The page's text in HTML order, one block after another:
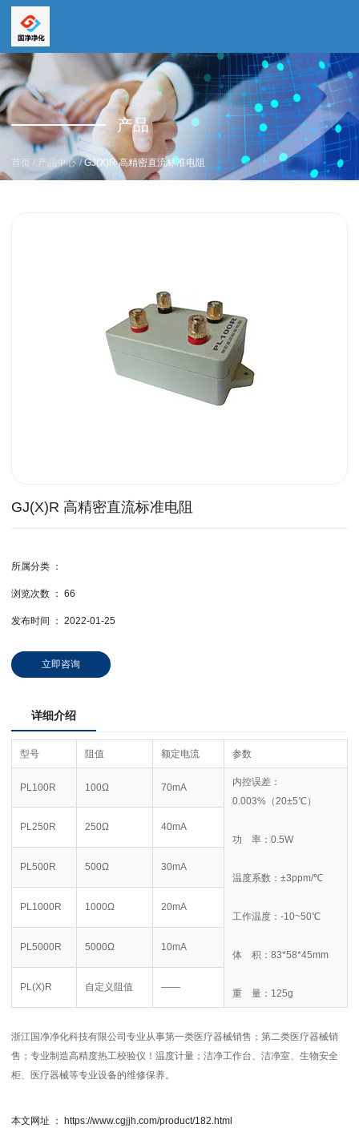
全国服务热线
19157616862
全国服务热线
15669159195产品
首页 / 产品中心 /GJ(X)R 高精密直流标准电阻
GJ(X)R 高精密直流标准电阻
所属分类 ：
浏览次数 ： 66
发布时间 ： 2022-01-25
立即咨询
详细介绍
型号 阻值 额定电流 参数
PL100R 100Ω 70mA
内控误差：
0.003%（20±5℃）
功 率：0.5W
温度系数：±3ppm/℃
工作温度：-10~50℃
体 积：83*58*45mm
重 量：125g
PL250R 250Ω 40mA
PL500R 500Ω 30mA
PL1000R 1000Ω 20mA
PL5000R 5000Ω 10mA
PL(X)R 自定义阻值 ——
浙江国净净化科技有限公司专业从事第一类医疗器械销售；第二类医疗器械销
售；专业制造高精度热工校验仪！ 温度计量；洁净工作台、洁净室、生物安全
柜、医疗器械等专业设备的维修保养。
本文网址 ： https://www.cgjjh.com/product/182.html